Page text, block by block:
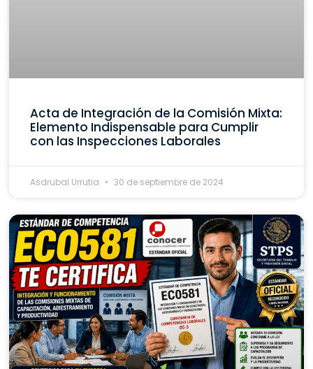
Acta de Integración de la Comisión Mixta:
Elemento Indispensable para Cumplir
con las Inspecciones Laborales
Asdrubal Urrutia 30 de septiembre de 2024